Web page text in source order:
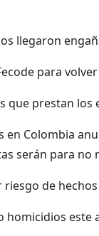
llegaron
para
que prestan los
en Colombia
serán para no
de
homicidios este